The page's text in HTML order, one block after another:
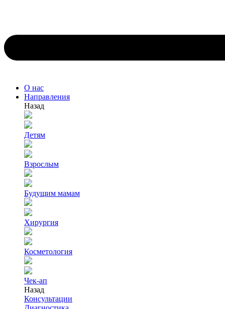
О нас
Направления
Назад
Детям
Взрослым
Будущим мамам
Хирургия
Косметология
Чек-ап
Назад
Консультации